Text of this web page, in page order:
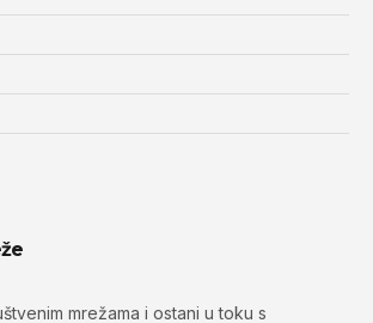
mrežama i ostani u toku s